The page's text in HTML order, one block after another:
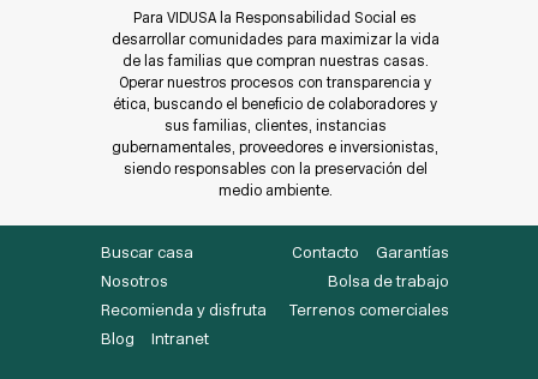
Para VIDUSA la Responsabilidad Social es
desarrollar comunidades para maximizar la vida
de las familias que compran nuestras casas.
Operar nuestros procesos con transparencia y
ética, buscando el beneficio de colaboradores y
sus familias, clientes, instancias
gubernamentales, proveedores e inversionistas,
siendo responsables con la preservación del
medio ambiente.
Buscar casa
Nosotros
Recomienda y disfruta
Blog
Intranet
Contacto
Garantías
Bolsa de trabajo
Terrenos comerciales